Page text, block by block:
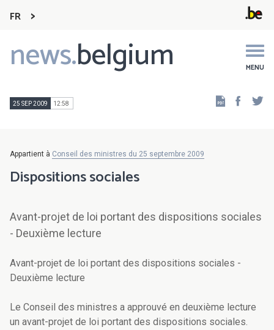
FR
news.belgium MENU
Main
navigation
25 SEP 2009 12:58
Appartient à Conseil des ministres du 25 septembre 2009
Dispositions sociales
Avant-projet de loi portant des dispositions sociales
- Deuxième lecture
Avant-projet de loi portant des dispositions sociales -
Deuxième lecture
Le Conseil des ministres a approuvé en deuxième lecture
un avant-projet de loi portant des dispositions sociales.